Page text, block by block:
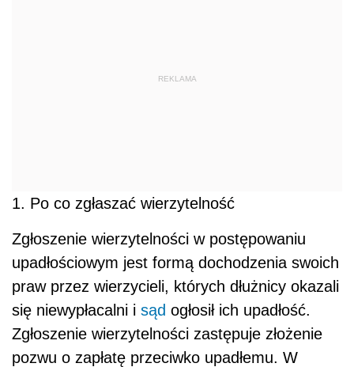
REKLAMA
1. Po co zgłaszać wierzytelność
Zgłoszenie wierzytelności w postępowaniu
upadłościowym jest formą dochodzenia swoich
praw przez wierzycieli, których dłużnicy okazali
się niewypłacalni i sąd ogłosił ich upadłość.
Zgłoszenie wierzytelności zastępuje złożenie
pozwu o zapłatę przeciwko upadłemu. W